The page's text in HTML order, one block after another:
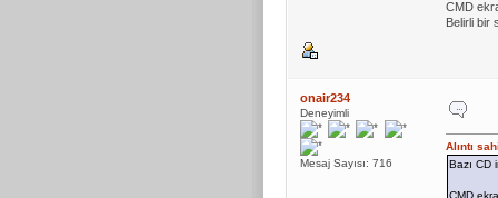
CMD
Belirli bir
onair234
Deneyimli
Mesaj Sayısı: 716
Alıntı
Bazı CD
CMD